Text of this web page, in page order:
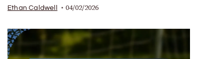
Ethan Caldwell 04/02/2026